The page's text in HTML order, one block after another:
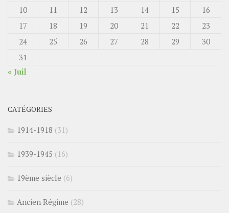
10
11 12 13 14 15
16
17
18 19 20 21 22
23
24
25 26 27 28 29
30
31
« Juil
CATÉGORIES
1914-1918 (31)
1939-1945 (16)
19ème siècle (6)
Ancien Régime (28)